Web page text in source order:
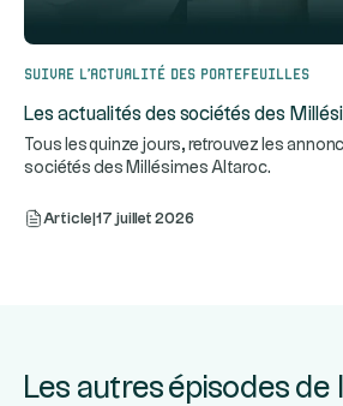
Suivre l’actualité des portefeuilles
Les actualités des sociétés des
Tous les quinze jours, retrouvez les
sociétés des Millésimes Altaroc.
Article 17 juillet 2026
Les autres épisodes de